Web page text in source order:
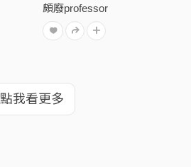
頗廢professor
點我看更多